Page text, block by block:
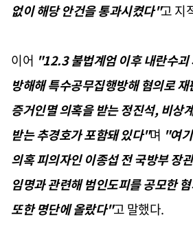
없이 해당 안건을 통과시켰다"고 지
이어 "12.3 불법계엄 이후 내란수괴
방해해 특수공무집행방해 혐의로
증거인멸 의혹을 받는 정진석, 비상
받는 추경호가 포함돼 있다"며 "여
의혹 피의자인 이종섭 전 국방부 장
임명과 관련해 범인도피를 공모한
또한 명단에 올랐다"고 말했다.